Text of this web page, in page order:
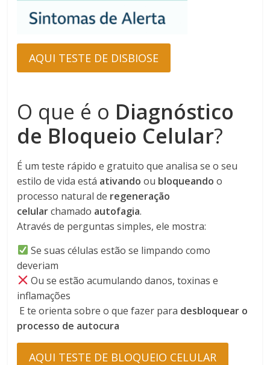
AQUI TESTE DE DISBIOSE
O que é o Diagnóstico
de Bloqueio Celular?
É um teste rápido e gratuito que analisa se o seu
estilo de vida está ativando ou bloqueando o
processo natural de regeneração
celularchamado autofagia.
Através de perguntas simples, ele mostra:
Se suas células estão se limpando como
deveriam
Ou se estão acumulando danos, toxinas e
inflamações
E te orienta sobre o que fazer para desbloquear o
processo de autocura
AQUI TESTE DE BLOQUEIO CELULAR